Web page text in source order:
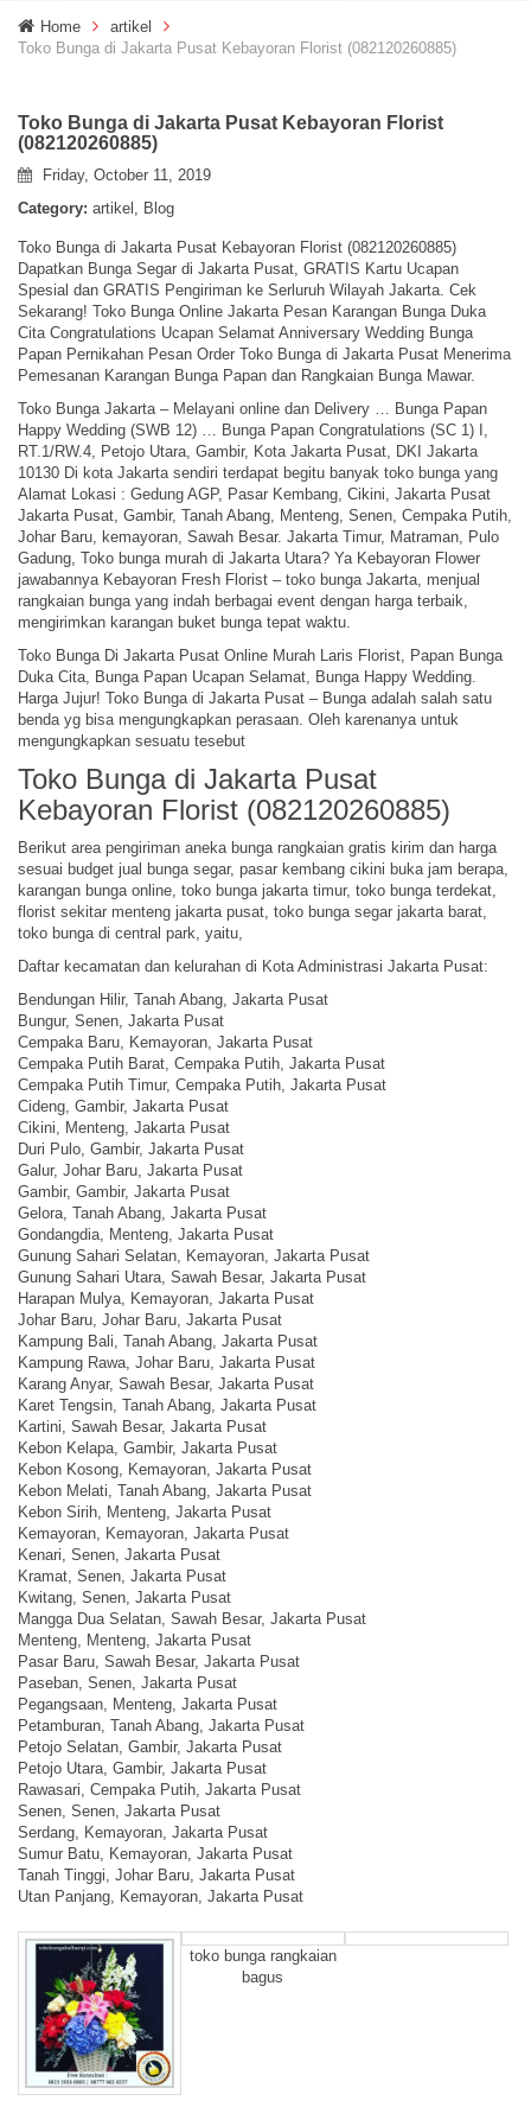
g
g
a
v
i
a
i
o
n
Home
artikel
Toko Bunga di Jakarta Pusat Kebayoran Florist (082120260885)
Toko Bunga di Jakarta Pusat Kebayoran Florist
(082120260885)
Friday, October 11, 2019
Category: artikel , Blog
Toko Bunga di Jakarta Pusat Kebayoran Florist (082120260885)
Dapatkan Bunga Segar di Jakarta Pusat, GRATIS Kartu Ucapan
Spesial dan GRATIS Pengiriman ke Serluruh Wilayah Jakarta. Cek
Sekarang! Toko Bunga Online Jakarta Pesan Karangan Bunga Duka
Cita Congratulations Ucapan Selamat Anniversary Wedding Bunga
Papan Pernikahan Pesan Order Toko Bunga di Jakarta Pusat Menerima
Pemesanan Karangan Bunga Papan dan Rangkaian Bunga Mawar.
Toko Bunga Jakarta – Melayani online dan Delivery … Bunga Papan
Happy Wedding (SWB 12) … Bunga Papan Congratulations (SC 1) I,
RT.1/RW.4, Petojo Utara, Gambir, Kota Jakarta Pusat, DKI Jakarta
10130 Di kota Jakarta sendiri terdapat begitu banyak toko bunga yang
Alamat Lokasi : Gedung AGP, Pasar Kembang, Cikini, Jakarta Pusat
Jakarta Pusat, Gambir, Tanah Abang, Menteng, Senen, Cempaka Putih,
Johar Baru, kemayoran, Sawah Besar. Jakarta Timur, Matraman, Pulo
Gadung, Toko bunga murah di Jakarta Utara? Ya Kebayoran Flower
jawabannya Kebayoran Fresh Florist – toko bunga Jakarta, menjual
rangkaian bunga yang indah berbagai event dengan harga terbaik,
mengirimkan karangan buket bunga tepat waktu.
Toko Bunga Di Jakarta Pusat Online Murah Laris Florist, Papan Bunga
Duka Cita, Bunga Papan Ucapan Selamat, Bunga Happy Wedding.
Harga Jujur! Toko Bunga di Jakarta Pusat – Bunga adalah salah satu
benda yg bisa mengungkapkan perasaan. Oleh karenanya untuk
mengungkapkan sesuatu tesebut
Toko Bunga di Jakarta Pusat
Kebayoran Florist (082120260885)
Berikut area pengiriman aneka bunga rangkaian gratis kirim dan harga
sesuai budget jual bunga segar, pasar kembang cikini buka jam berapa,
karangan bunga online, toko bunga jakarta timur, toko bunga terdekat,
florist sekitar menteng jakarta pusat, toko bunga segar jakarta barat,
toko bunga di central park, yaitu,
Daftar kecamatan dan kelurahan di Kota Administrasi Jakarta Pusat:
Bendungan Hilir, Tanah Abang, Jakarta Pusat
Bungur, Senen, Jakarta Pusat
Cempaka Baru, Kemayoran, Jakarta Pusat
Cempaka Putih Barat, Cempaka Putih, Jakarta Pusat
Cempaka Putih Timur, Cempaka Putih, Jakarta Pusat
Cideng, Gambir, Jakarta Pusat
Cikini, Menteng, Jakarta Pusat
Duri Pulo, Gambir, Jakarta Pusat
Galur, Johar Baru, Jakarta Pusat
Gambir, Gambir, Jakarta Pusat
Gelora, Tanah Abang, Jakarta Pusat
Gondangdia, Menteng, Jakarta Pusat
Gunung Sahari Selatan, Kemayoran, Jakarta Pusat
Gunung Sahari Utara, Sawah Besar, Jakarta Pusat
Harapan Mulya, Kemayoran, Jakarta Pusat
Johar Baru, Johar Baru, Jakarta Pusat
Kampung Bali, Tanah Abang, Jakarta Pusat
Kampung Rawa, Johar Baru, Jakarta Pusat
Karang Anyar, Sawah Besar, Jakarta Pusat
Karet Tengsin, Tanah Abang, Jakarta Pusat
Kartini, Sawah Besar, Jakarta Pusat
Kebon Kelapa, Gambir, Jakarta Pusat
Kebon Kosong, Kemayoran, Jakarta Pusat
Kebon Melati, Tanah Abang, Jakarta Pusat
Kebon Sirih, Menteng, Jakarta Pusat
Kemayoran, Kemayoran, Jakarta Pusat
Kenari, Senen, Jakarta Pusat
Kramat, Senen, Jakarta Pusat
Kwitang, Senen, Jakarta Pusat
Mangga Dua Selatan, Sawah Besar, Jakarta Pusat
Menteng, Menteng, Jakarta Pusat
Pasar Baru, Sawah Besar, Jakarta Pusat
Paseban, Senen, Jakarta Pusat
Pegangsaan, Menteng, Jakarta Pusat
Petamburan, Tanah Abang, Jakarta Pusat
Petojo Selatan, Gambir, Jakarta Pusat
Petojo Utara, Gambir, Jakarta Pusat
Rawasari, Cempaka Putih, Jakarta Pusat
Senen, Senen, Jakarta Pusat
Serdang, Kemayoran, Jakarta Pusat
Sumur Batu, Kemayoran, Jakarta Pusat
Tanah Tinggi, Johar Baru, Jakarta Pusat
Utan Panjang, Kemayoran, Jakarta Pusat
toko bunga rangkaian
bagus